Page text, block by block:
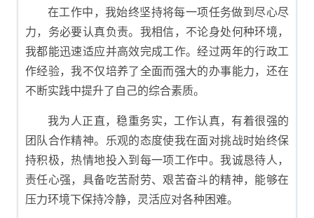
在工作中，我始终坚持将每一项任务做到尽心尽
力，务必要认真负责。我相信，不论身处何种环境，
我都能迅速适应并高效完成工作。经过两年的行政工
作经验，我不仅培养了全面而强大的办事能力，还在
不断实践中提升了自己的综合素质。
我为人正直，稳重务实，工作认真，有着很强的
团队合作精神。乐观的态度使我在面对挑战时始终保
持积极，热情地投入到每一项工作中。我诚恳待人，
责任心强，具备吃苦耐劳、艰苦奋斗的精神，能够在
压力环境下保持冷静，灵活应对各种困难。